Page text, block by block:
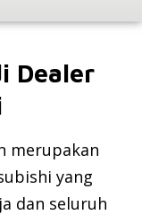
Dealer
merupakan
yang
dan seluruh